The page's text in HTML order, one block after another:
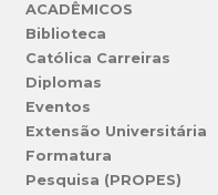
ACADÊMICOS
Biblioteca
Católica Carreiras
Diplomas
Eventos
Extensão Universitária
Formatura
Pesquisa (PROPES)